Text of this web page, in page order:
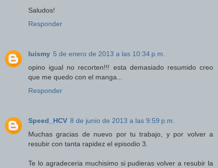
Saludos!
Responder
luismy 5 de enero de 2013 a las 10:34 p.m.
opino igual no recorten!!! esta demasiado resumido creo
que me quedo con el manga...
Responder
Speed_HCV 8 de junio de 2013 a las 9:59 p.m.
Muchas gracias de nuevo por tu trabajo, y por volver a
resubir con tanta rapidez el episodio 3.
Te lo agradeceria muchisimo si pudieras volver a resubir la